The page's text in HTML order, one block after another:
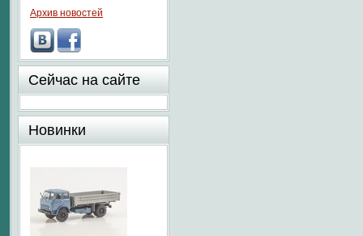
Архив новостей
Сейчас на сайте
Новинки